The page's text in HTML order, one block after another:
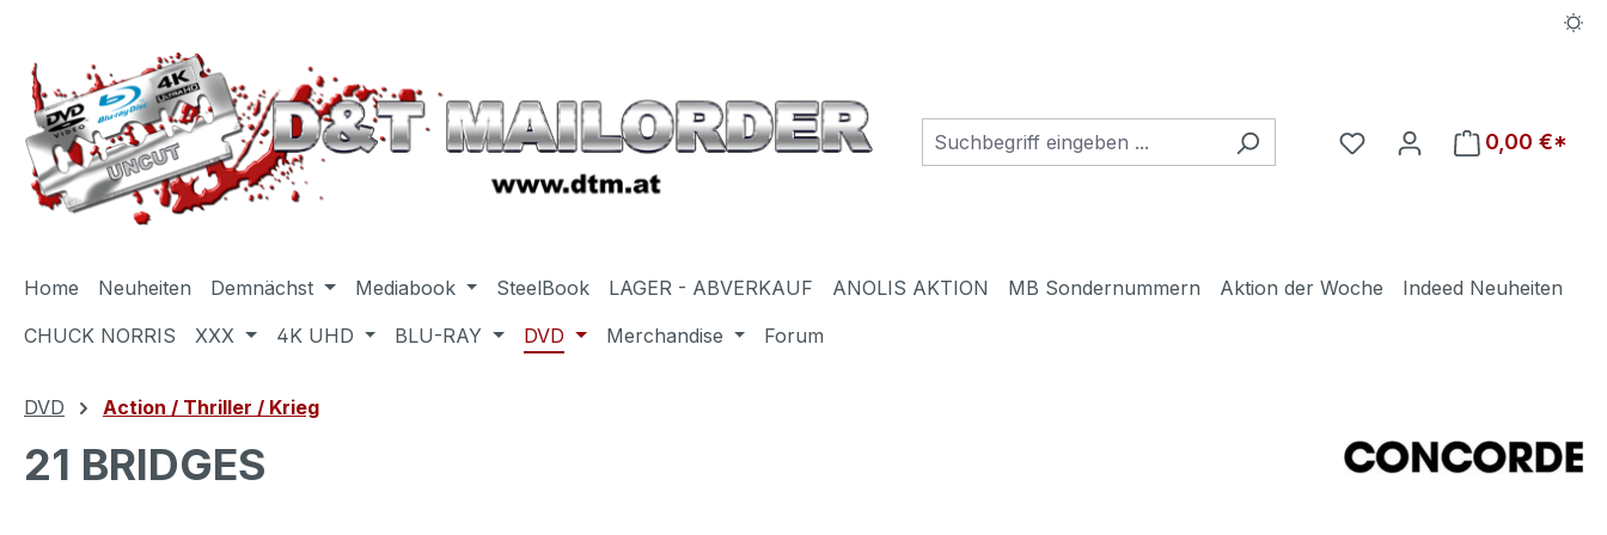
Du hast 0 Produkte auf
0,00 €*
Home Neuheiten Demnächst Mediabook SteelBook LAGER - ABVERKAUF ANOLIS AKTION MB Sondernummern Aktion der Woche
Indeed Neuheiten
CHUCK NORRIS
XXX 4K UHD BLU-RAY DVD Merchandise Forum
DVD Action / Thriller / Krieg
21 BRIDGES